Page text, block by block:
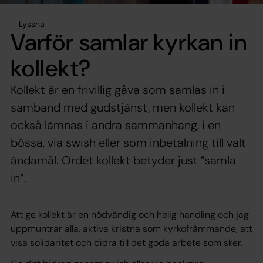
Lyssna
Varför samlar kyrkan in
kollekt?
Kollekt är en frivillig gåva som samlas in i
samband med gudstjänst, men kollekt kan
också lämnas i andra sammanhang, i en
bössa, via swish eller som inbetalning till valt
ändamål. Ordet kollekt betyder just ”samla
in”.
Att ge kollekt är en nödvändig och helig handling och jag
uppmuntrar alla, aktiva kristna som kyrkofrämmande, att
visa solidaritet och bidra till det goda arbete som sker.